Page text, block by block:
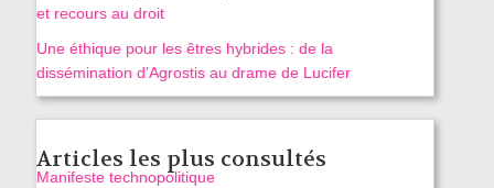
et recours au droit
Une éthique pour les êtres hybrides : de la
dissémination d’Agrostis au drame de Lucifer
Articles les plus consultés
Manifeste technopolitique